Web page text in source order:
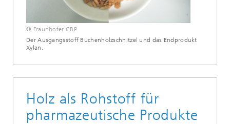
© Fraunhofer CBP
Der Ausgangsstoff Buchenholzschnitzel und das Endprodukt
Xylan.
Holz als Rohstoff für
pharmazeutische Produkte